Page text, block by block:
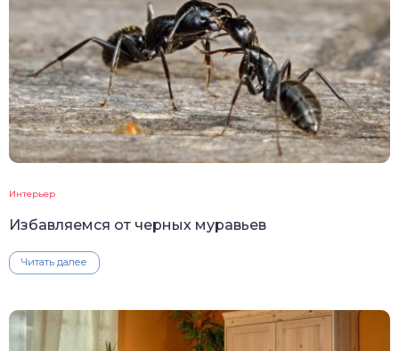
Интерьер
Избавляемся от черных муравьев
Читать далее